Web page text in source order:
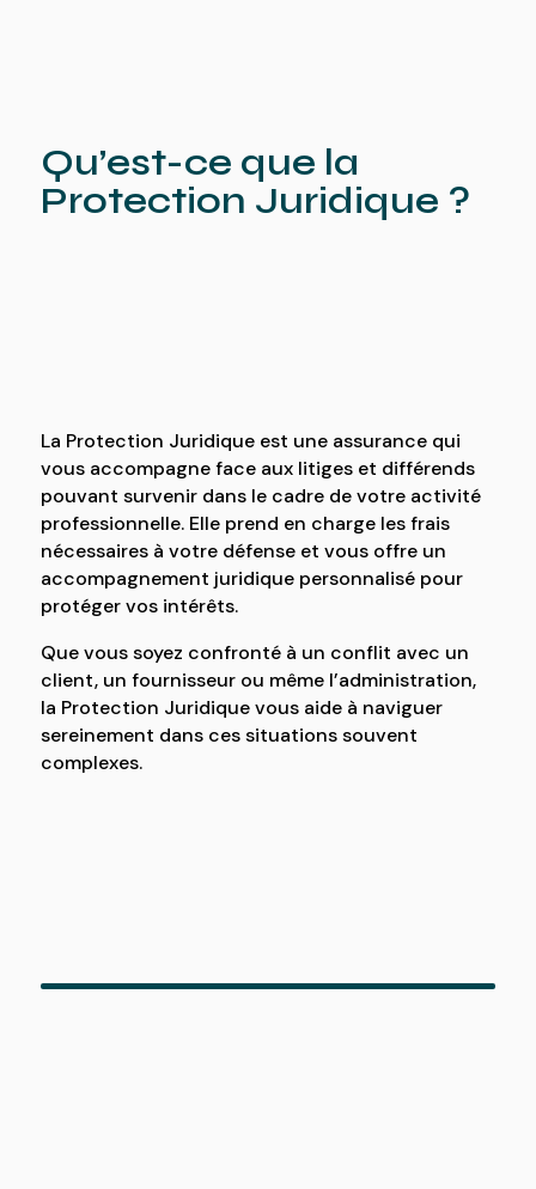
Qu’est-ce que la
Protection Juridique ?
La Protection Juridique est une assurance qui
vous accompagne face aux litiges et différends
pouvant survenir dans le cadre de votre activité
professionnelle. Elle prend en charge les frais
nécessaires à votre défense et vous offre un
accompagnement juridique personnalisé pour
protéger vos intérêts.
Que vous soyez confronté à un conflit avec un
client, un fournisseur ou même l’administration,
la Protection Juridique vous aide à naviguer
sereinement dans ces situations souvent
complexes.